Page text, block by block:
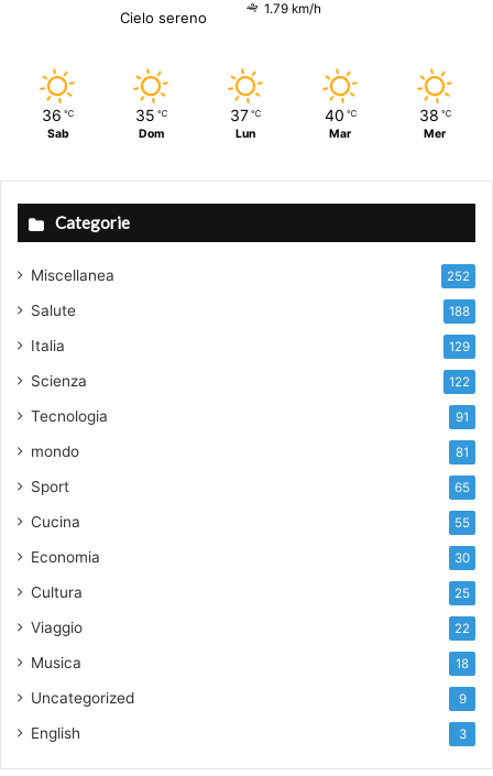
Cielo sereno
1.79 km/h
36 ℃
Sab
35 ℃
Dom
37 ℃
Lun
40 ℃
Mar
38 ℃
Mer
Categorie
Miscellanea 252
Salute 188
Italia 129
Scienza 122
Tecnologia 91
mondo 81
Sport 65
Cucina 55
Economia 30
Cultura 25
Viaggio 22
Musica 18
Uncategorized 9
English 3